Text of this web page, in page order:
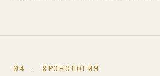
04 · ХРОНОЛОГИЯ